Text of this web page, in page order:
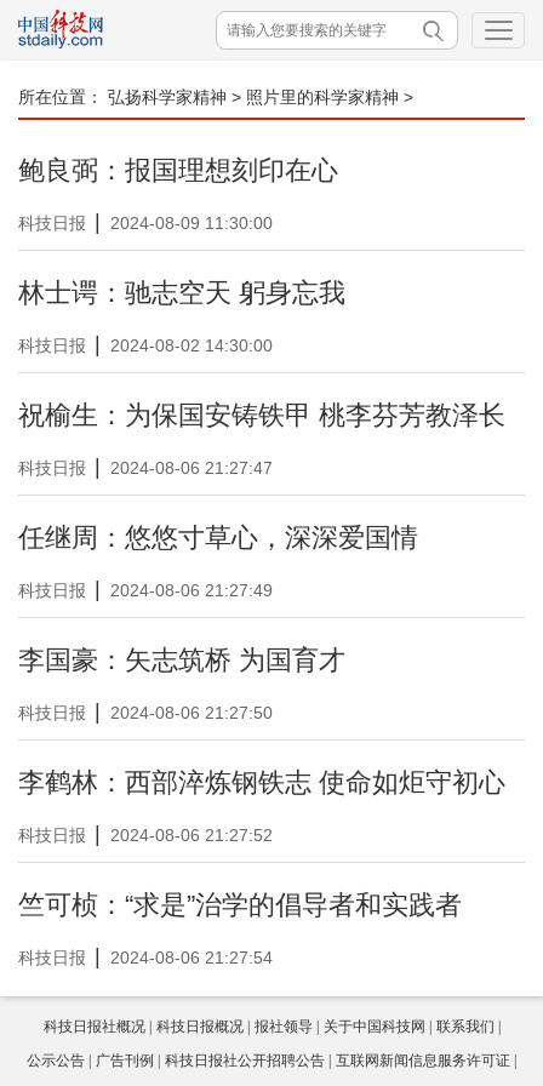
所在位置： 弘扬科学家精神 > 照片里的科学家精神 >
鲍良弼：报国理想刻印在心
科技日报 2024-08-09 11:30:00
林士谔：驰志空天 躬身忘我
科技日报 2024-08-02 14:30:00
祝榆生：为保国安铸铁甲 桃李芬芳教泽长
科技日报 2024-08-06 21:27:47
任继周：悠悠寸草心，深深爱国情
科技日报 2024-08-06 21:27:49
李国豪：矢志筑桥 为国育才
科技日报 2024-08-06 21:27:50
李鹤林：西部淬炼钢铁志 使命如炬守初心
科技日报 2024-08-06 21:27:52
竺可桢：“求是”治学的倡导者和实践者
科技日报 2024-08-06 21:27:54
科技日报社概况 科技日报概况 报社领导 关于中国科技网
联系我们
公示公告
广告刊例 科技日报社公开招聘公告 互联网新闻信息服务许可证